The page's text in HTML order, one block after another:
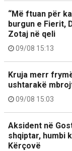
“Më ftuan për
burgun e Fierit,
Zotaj në qeli
09/08 15:13
Kruja merr
ushtarakë
09/08 15:03
Aksident në
shqiptar, humbi
Kërçovë